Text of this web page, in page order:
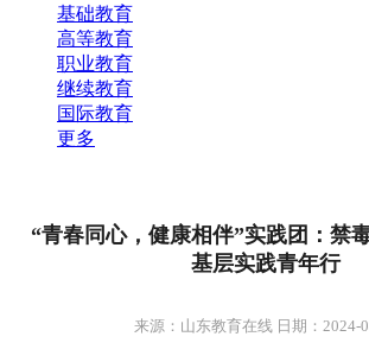
基础教育
高等教育
职业教育
继续教育
国际教育
更多
“青春同心，健康相伴”实践团：禁
基层实践青年行
来源：山东教育在线 日期：2024-